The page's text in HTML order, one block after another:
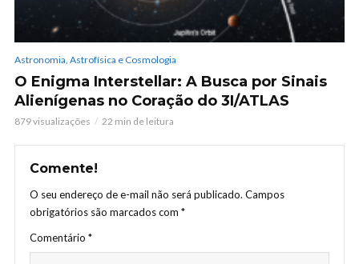
Astronomia, Astrofísica e Cosmologia
O Enigma Interstellar: A Busca por Sinais
Alienígenas no Coração do 3I/ATLAS
879 visualizações 22 min de leitura
Comente!
O seu endereço de e-mail não será publicado. Campos
obrigatórios são marcados com *
Comentário *